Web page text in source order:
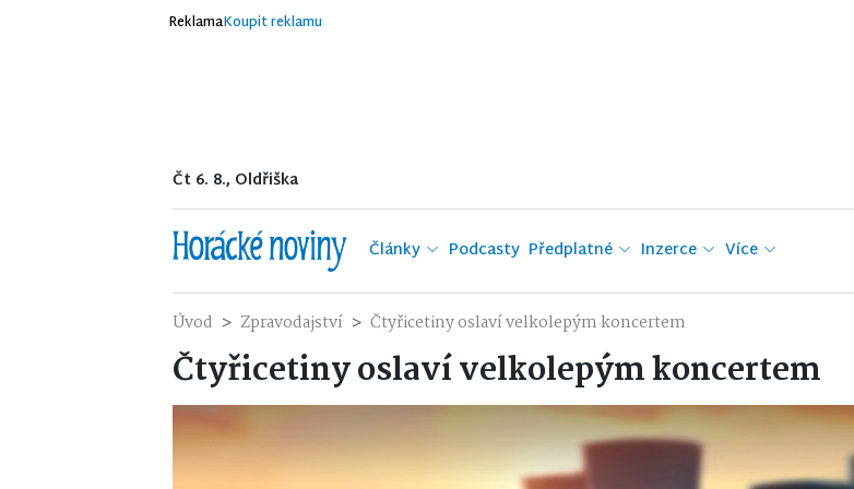
ReklamaKoupit reklamu
Čt 6. 8., Oldřiška
Články Podcasty Předplatné Inzerce Více
Úvod Zpravodajství Čtyřicetiny oslaví velkolepým koncertem
Čtyřicetiny oslaví velkolepým koncertem